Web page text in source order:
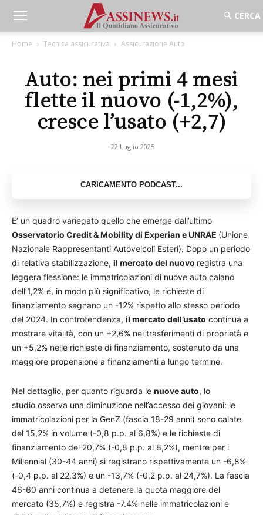
Home Tecnica assicurativa Assicurazione Auto
Auto: nei primi 4 mesi
flette il nuovo (-1,2%),
cresce l’usato (+2,7)
22 Luglio 2025
E’ un quadro variegato quello che emerge dall’ultimo
Osservatorio Credit & Mobility di Experian e UNRAE (Unione
Nazionale Rappresentanti Autoveicoli Esteri). Dopo un periodo
di relativa stabilizzazione, il mercato del nuovo registra una
leggera flessione: le immatricolazioni di nuove auto calano
dell’1,2% e, in modo più significativo, le richieste di
finanziamento segnano un -12% rispetto allo stesso periodo
del 2024. In controtendenza, il mercato dell’usato continua a
mostrare vitalità, con un +2,6% nei trasferimenti di proprietà e
un +5,2% nelle richieste di finanziamento, sostenuto da una
maggiore propensione a finanziamenti a lungo termine.
Nel dettaglio, per quanto riguarda le nuove auto, lo
studio osserva una diminuzione nell’accesso dei giovani: le
immatricolazioni per la GenZ (fascia 18-29 anni) sono calate
del 15,2% in volume (-0,8 p.p. al 6,8%) e le richieste di
finanziamento del 20,7% (-0,8 p.p. al 8,2%), mentre per i
Millennial (30-44 anni) si registrano rispettivamente un -6,8%
(-0,4 p.p. al 22,3%) e un -13,7% (-0,2 p.p. al 24,7%). La fascia
46-60 anni continua a detenere la quota maggiore del
mercato (35,7%) e registra -7.4% nelle immatricolazioni e